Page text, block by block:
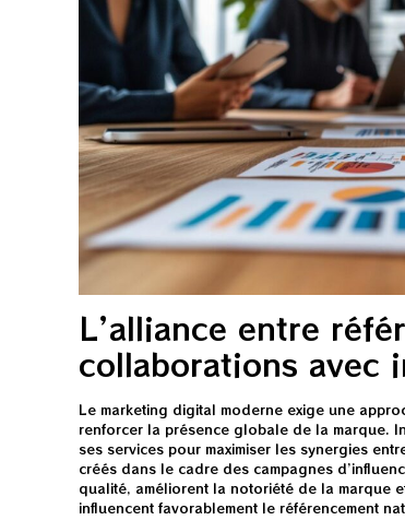
L’alliance entre
collaborations avec
Le marketing digital moderne exige une
renforcer la présence globale de la marque.
ses services pour maximiser les synergies
créés dans le cadre des campagnes
qualité, améliorent la notoriété de la marque
influencent favorablement le référencement